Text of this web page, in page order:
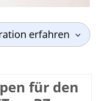
erfahren
für den